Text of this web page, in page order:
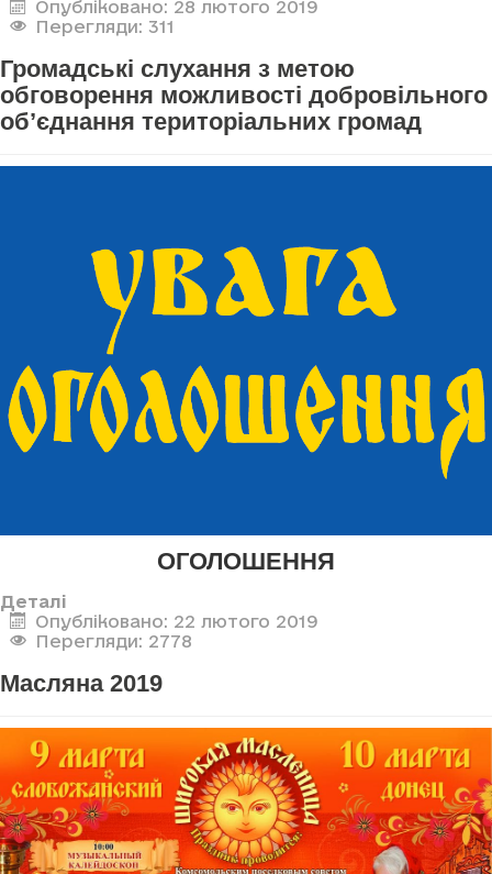
Опубліковано: 28 лютого 2019
Перегляди: 311
Громадські слухання з метою
обговорення можливості добровільного
об’єднання територіальних громад
ОГОЛОШЕННЯ
Деталі
Опубліковано: 22 лютого 2019
Перегляди: 2778
Масляна 2019